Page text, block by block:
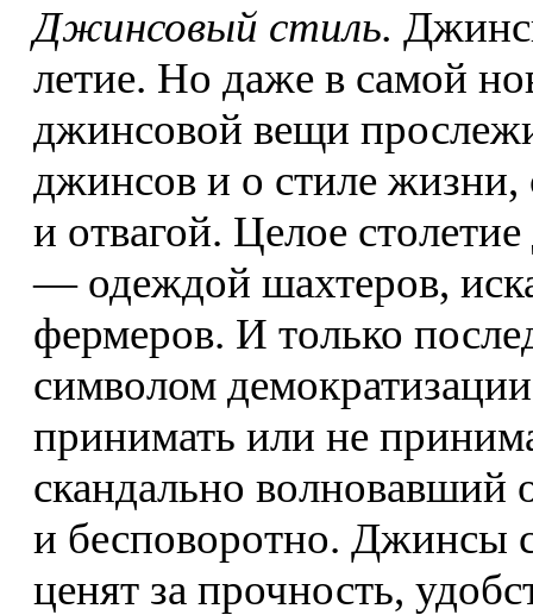
Джинсовый стиль.
летие. Но даже в самой
джинсовой вещи
джинсов и о стиле жизни,
и отвагой. Целое
— одеждой шахтеров,
фермеров. И только
символом
принимать или не
скандально волновавший
и бесповоротно. Джинсы
ценят за прочность,